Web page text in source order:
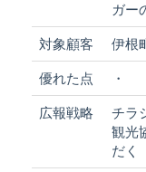
ガー
対象顧客 伊根
優れた点 ・
広報戦略
チラ
観光
だく